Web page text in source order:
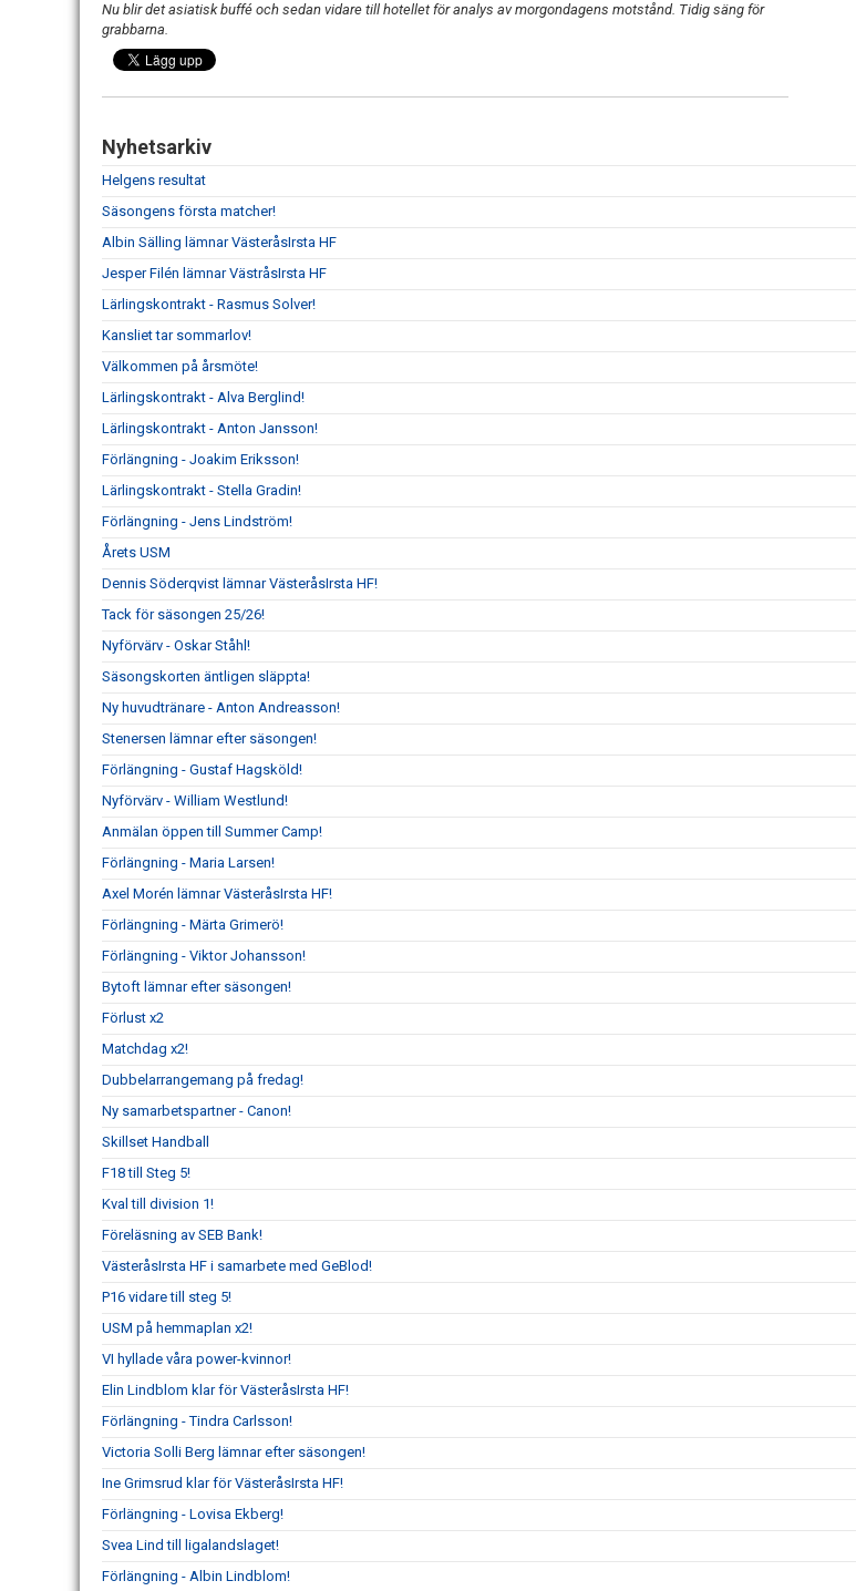
Nu blir det asiatisk buffé och sedan vidare till hotellet för analys av morgondagens motstånd. Tidig säng för
grabbarna.
Nyhetsarkiv
Helgens resultat
Säsongens första matcher!
Albin Sälling lämnar VästeråsIrsta HF
Jesper Filén lämnar VästråsIrsta HF
Lärlingskontrakt - Rasmus Solver!
Kansliet tar sommarlov!
Välkommen på årsmöte!
Lärlingskontrakt - Alva Berglind!
Lärlingskontrakt - Anton Jansson!
Förlängning - Joakim Eriksson!
Lärlingskontrakt - Stella Gradin!
Förlängning - Jens Lindström!
Årets USM
Dennis Söderqvist lämnar VästeråsIrsta HF!
Tack för säsongen 25/26!
Nyförvärv - Oskar Ståhl!
Säsongskorten äntligen släppta!
Ny huvudtränare - Anton Andreasson!
Stenersen lämnar efter säsongen!
Förlängning - Gustaf Hagsköld!
Nyförvärv - William Westlund!
Anmälan öppen till Summer Camp!
Förlängning - Maria Larsen!
Axel Morén lämnar VästeråsIrsta HF!
Förlängning - Märta Grimerö!
Förlängning - Viktor Johansson!
Bytoft lämnar efter säsongen!
Förlust x2
Matchdag x2!
Dubbelarrangemang på fredag!
Ny samarbetspartner - Canon!
Skillset Handball
F18 till Steg 5!
Kval till division 1!
Föreläsning av SEB Bank!
VästeråsIrsta HF i samarbete med GeBlod!
P16 vidare till steg 5!
USM på hemmaplan x2!
VI hyllade våra power-kvinnor!
Elin Lindblom klar för VästeråsIrsta HF!
Förlängning - Tindra Carlsson!
Victoria Solli Berg lämnar efter säsongen!
Ine Grimsrud klar för VästeråsIrsta HF!
Förlängning - Lovisa Ekberg!
Svea Lind till ligalandslaget!
Förlängning - Albin Lindblom!